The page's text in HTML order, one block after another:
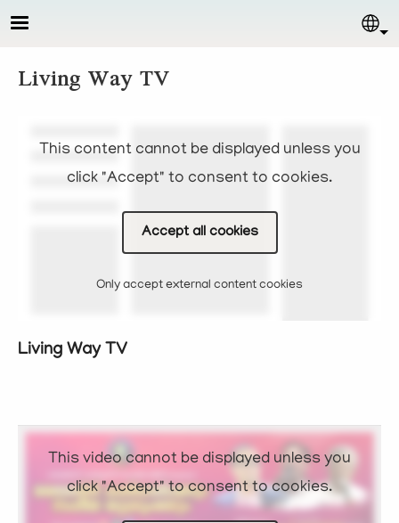
Skip to main content
Living Way TV
This content cannot be displayed unless you
click "Accept" to consent to cookies.
Accept all cookies
Only accept external content cookies
Living Way TV
This video cannot be displayed unless you
click "Accept" to consent to cookies.